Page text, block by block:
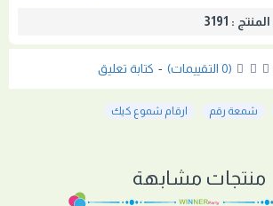
: 3191
(0 التقييمات) - كتابة تعليق
شمعة رقم
ارقام شموع كيك
منتجات مشابهة